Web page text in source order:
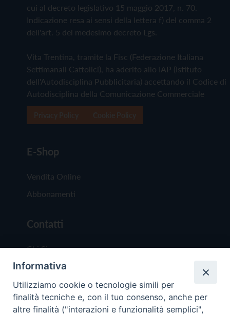
cui al decreto legislativo 15 maggio 2017, n. 70.
Indicazione resa ai sensi della lettera f) del comma 2
dell'art. 5 del medesimo decreto Lgs.
Vita Trentina, tramite la Fisc (Federazione Italiana
Settimanali Cattolici), ha aderito allo IAP (Istituto
dell'Autodisciplina Pubblicitaria) accettando il Codice di
Autodisciplina della Comunicazione Commerciale
E-Shop
Vendita Online
Abbonamenti
Contatti
Chi Siamo
Redazione
Scrivici
Informativa
Utilizziamo cookie o tecnologie simili per
finalità tecniche e, con il tuo consenso, anche per
altre finalità ("interazioni e funzionalità semplici",